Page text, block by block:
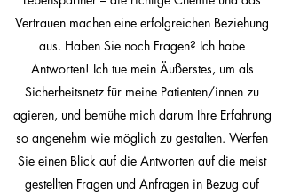
Vertrauen machen eine erfolgreichen Beziehung
aus. Haben Sie noch Fragen? Ich habe
Antworten! Ich tue mein Äußerstes, um als
Sicherheitsnetz für meine Patienten/innen zu
agieren, und bemühe mich darum Ihre Erfahrung
so angenehm wie möglich zu gestalten. Werfen
Sie einen Blick auf die Antworten auf die meist
gestellten Fragen und Anfragen in Bezug auf